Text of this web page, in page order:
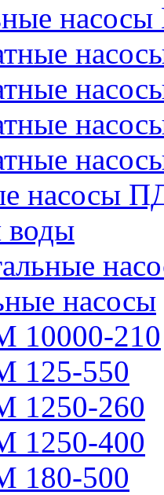
насосы
воды
насосы
10000-210
125-550
1250-260
1250-400
180-500